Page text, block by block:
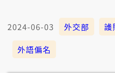
2024-06-03 外交部 護
外語偏名